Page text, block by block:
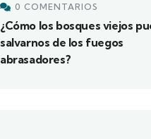
0 COMENTARIOS
¿Cómo los bosques viejos
salvarnos de los fuegos
abrasadores?